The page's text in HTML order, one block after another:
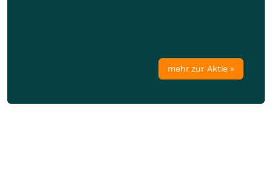
mehr zur Aktie »